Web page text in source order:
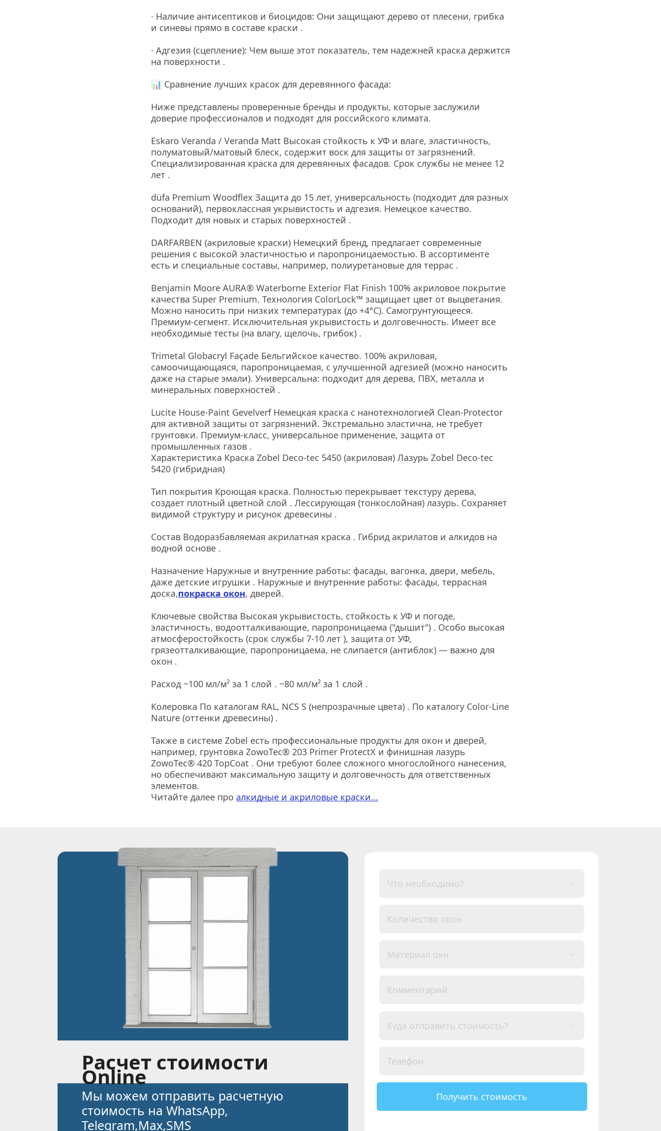
· Наличие антисептиков и биоцидов: Они защищают дерево от плесени, грибка
и синевы прямо в составе краски .
· Адгезия (сцепление): Чем выше этот показатель, тем надежней краска держится
на поверхности .
📊 Сравнение лучших красок для деревянного фасада:
Ниже представлены проверенные бренды и продукты, которые заслужили
доверие профессионалов и подходят для российского климата.
Eskaro Veranda / Veranda Matt Высокая стойкость к УФ и влаге, эластичность,
полуматовый/матовый блеск, содержит воск для защиты от загрязнений.
Специализированная краска для деревянных фасадов. Срок службы не менее 12
лет .
düfa Premium Woodflex Защита до 15 лет, универсальность (подходит для разных
оснований), первоклассная укрывистость и адгезия. Немецкое качество.
Подходит для новых и старых поверхностей .
DARFARBEN (акриловые краски) Немецкий бренд, предлагает современные
решения с высокой эластичностью и паропроницаемостью. В ассортименте
есть и специальные составы, например, полиуретановые для террас .
Benjamin Moore AURA® Waterborne Exterior Flat Finish 100% акриловое покрытие
качества Super Premium. Технология ColorLock™ защищает цвет от выцветания.
Можно наносить при низких температурах (до +4°С). Самогрунтующееся.
Премиум-сегмент. Исключительная укрывистость и долговечность. Имеет все
необходимые тесты (на влагу, щелочь, грибок) .
Trimetal Globacryl Façade Бельгийское качество. 100% акриловая,
самоочищающаяся, паропроницаемая, с улучшенной адгезией (можно наносить
даже на старые эмали). Универсальна: подходит для дерева, ПВХ, металла и
минеральных поверхностей .
Lucite House-Paint Gevelverf Немецкая краска с нанотехнологией Clean-Protector
для активной защиты от загрязнений. Экстремально эластична, не требует
грунтовки. Премиум-класс, универсальное применение, защита от
промышленных газов .
Характеристика Краска Zobel Deco-tec 5450 (акриловая) Лазурь Zobel Deco-tec
5420 (гибридная)
Тип покрытия Кроющая краска. Полностью перекрывает текстуру дерева,
создает плотный цветной слой . Лессирующая (тонкослойная) лазурь. Сохраняет
видимой структуру и рисунок древесины .
Состав Водоразбавляемая акрилатная краска . Гибрид акрилатов и алкидов на
водной основе .
Назначение Наружные и внутренние работы: фасады, вагонка, двери, мебель,
даже детские игрушки . Наружные и внутренние работы: фасады, террасная
доска,покраска окон, дверей.
Ключевые свойства Высокая укрывистость, стойкость к УФ и погоде,
эластичность, водоотталкивающие, паропроницаема ("дышит") . Особо высокая
атмосферостойкость (срок службы 7-10 лет ), защита от УФ,
грязеотталкивающие, паропроницаема, не слипается (антиблок) — важно для
окон .
Расход ~100 мл/м² за 1 слой . ~80 мл/м² за 1 слой .
Колеровка По каталогам RAL, NCS S (непрозрачные цвета) . По каталогу Color-Line
Nature (оттенки древесины) .
Также в системе Zobel есть профессиональные продукты для окон и дверей,
например, грунтовка ZowoTec® 203 Primer ProtectX и финишная лазурь
ZowoTec® 420 TopCoat . Они требуют более сложного многослойного нанесения,
но обеспечивают максимальную защиту и долговечность для ответственных
элементов.
Читайте далее про алкидные и акриловые краски...
Мы можем отправить расчетную
стоимость на WhatsАpp,
Telegram,Max,SMS
Расчет стоимости
Online
Получить стоимость